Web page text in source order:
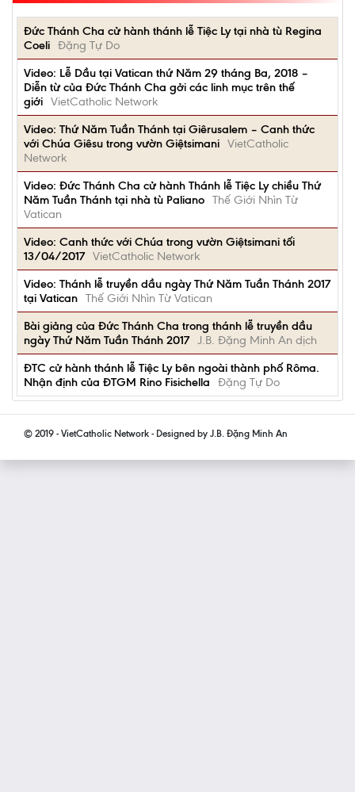
Đức Thánh Cha cử hành thánh lễ Tiệc Ly tại nhà tù Regina
Coeli Đặng Tự Do
Video: Lễ Dầu tại Vatican thứ Năm 29 tháng Ba, 2018 –
Diễn từ của Đức Thánh Cha gởi các linh mục trên thế
giới VietCatholic Network
Video: Thứ Năm Tuần Thánh tại Giêrusalem – Canh thức
với Chúa Giêsu trong vườn Giệtsimani VietCatholic
Network
Video: Đức Thánh Cha cử hành Thánh lễ Tiệc Ly chiều Thứ
Năm Tuần Thánh tại nhà tù Paliano Thế Giới Nhìn Từ
Vatican
Video: Canh thức với Chúa trong vườn Giệtsimani tối
13/04/2017 VietCatholic Network
Video: Thánh lễ truyền dầu ngày Thứ Năm Tuần Thánh 2017
tại Vatican Thế Giới Nhìn Từ Vatican
Bài giảng của Đức Thánh Cha trong thánh lễ truyền dầu
ngày Thứ Năm Tuần Thánh 2017 J.B. Đặng Minh An dịch
ĐTC cử hành thánh lễ Tiệc Ly bên ngoài thành phố Rôma.
Nhận định của ĐTGM Rino Fisichella
Đặng Tự Do
© 2019 - VietCatholic Network - Designed by J.B. Đặng Minh An